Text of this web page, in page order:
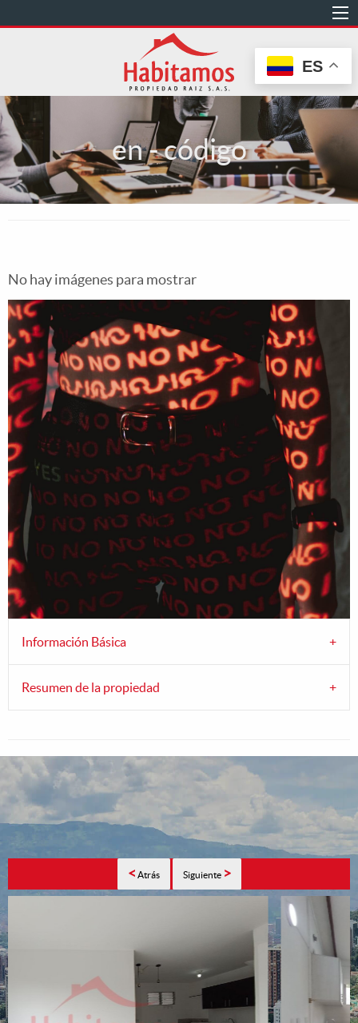
al
en - código
No hay imágenes para mostrar
Información Básica
Resumen de la propiedad
< Atrás Siguiente >
ES